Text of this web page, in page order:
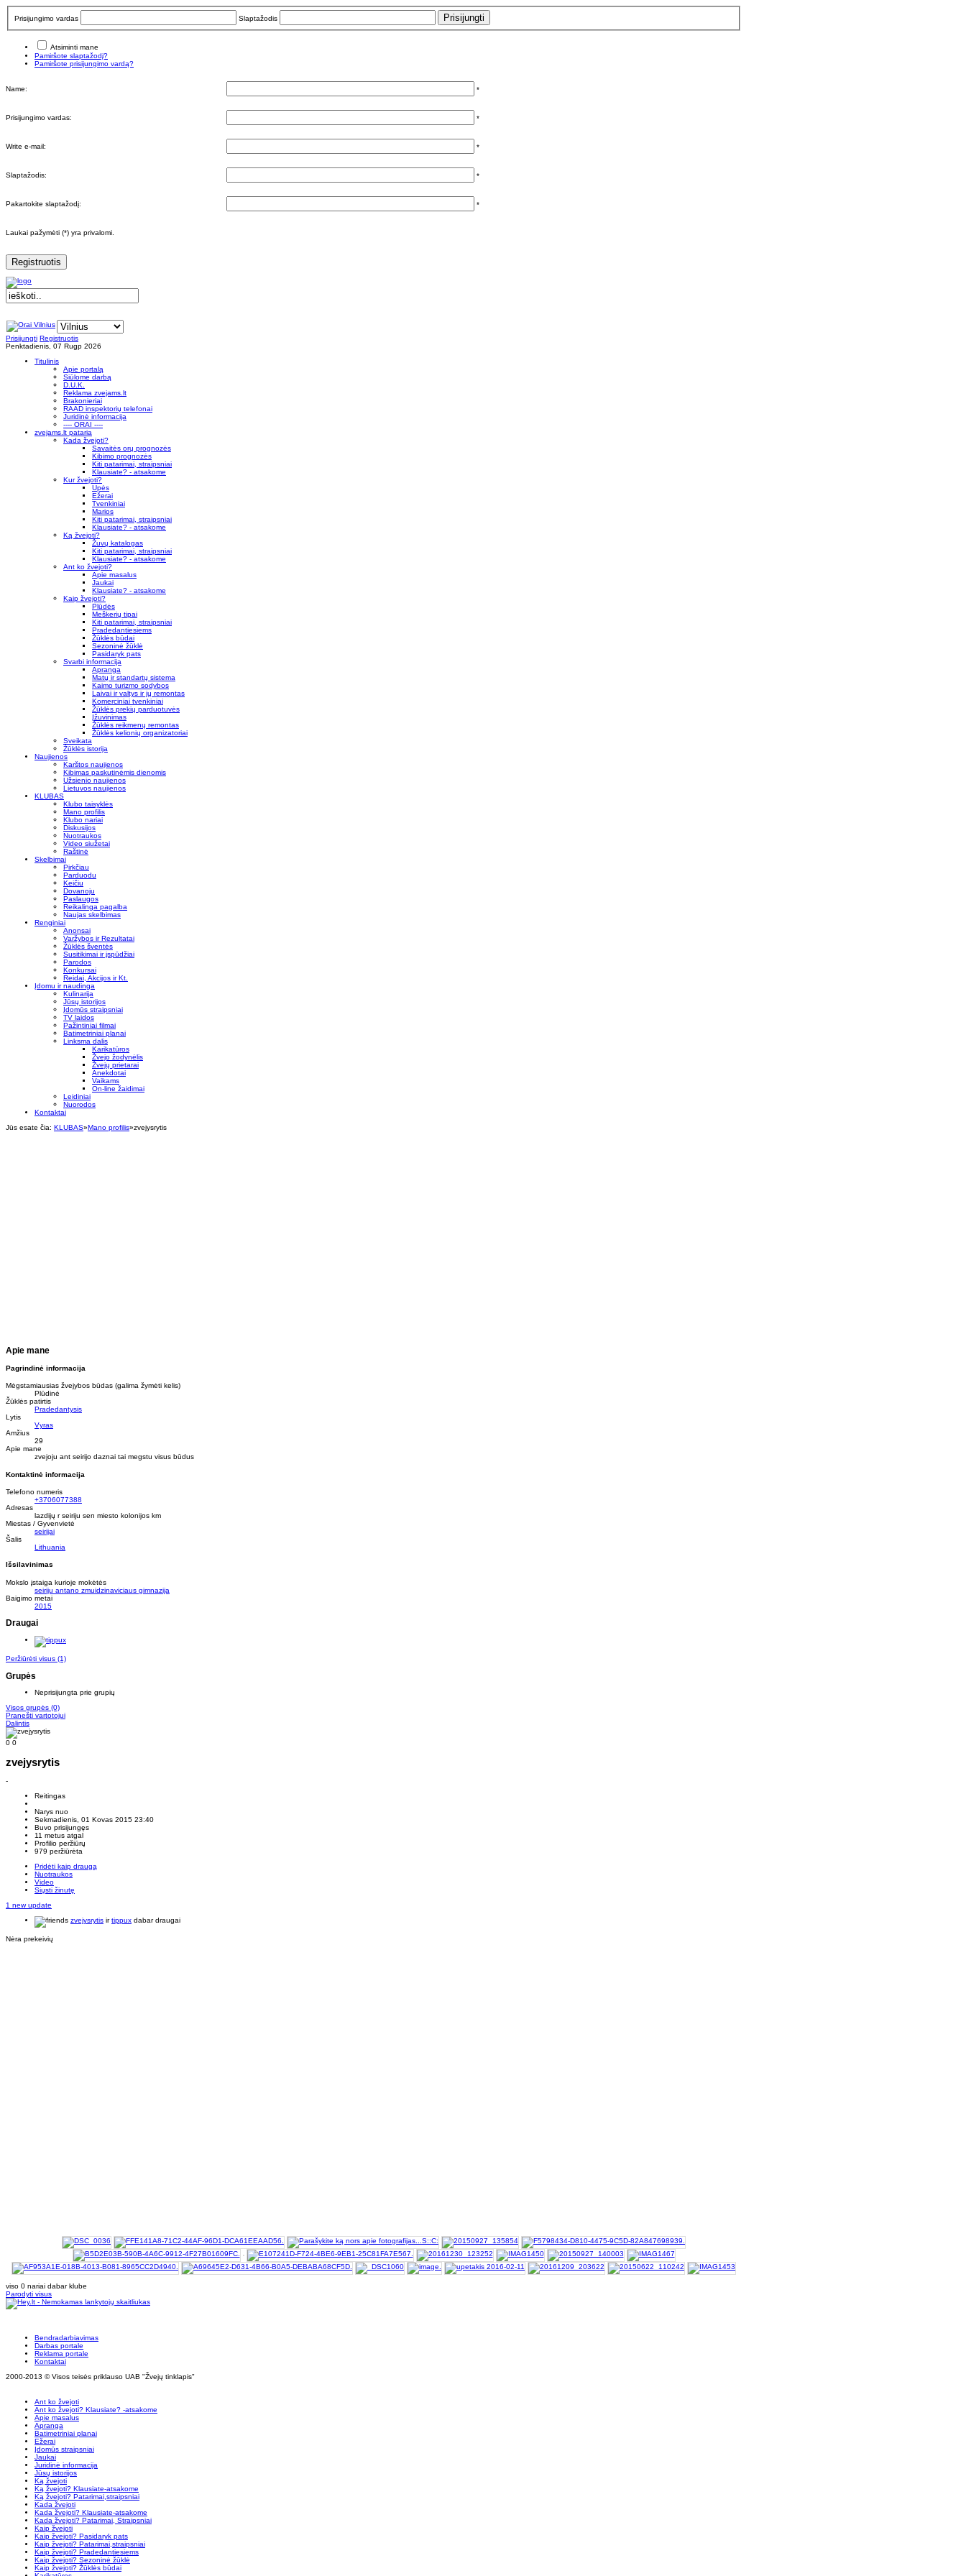
Prisijungimo vardas Slaptažodis
Atsiminti mane
Pamiršote slaptažodį?
Pamiršote prisijungimo vardą?
Name: *
Prisijungimo vardas: *
Write e-mail: *
Slaptažodis: *
Pakartokite slaptažodį: *
Laukai pažymėti (*) yra privalomi.
Registruotis
Prisijungti Registruotis
Penktadienis, 07 Rugp 2026
Titulinis
Apie portalą
Siūlome darbą
D.U.K.
Reklama zvejams.lt
Brakonieriai
RAAD inspektorių telefonai
Juridinė informacija
---- ORAI ----
zvejams.lt pataria
Kada žvejoti?
Savaitės orų prognozės
Kibimo prognozės
Kiti patarimai, straipsniai
Klausiate? - atsakome
Kur žvejoti?
Upės
Ežerai
Tvenkiniai
Marios
Kiti patarimai, straipsniai
Klausiate? - atsakome
Ką žvejoti?
Žuvų katalogas
Kiti patarimai, straipsniai
Klausiate? - atsakome
Ant ko žvejoti?
Apie masalus
Jaukai
Klausiate? - atsakome
Kaip žvejoti?
Plūdės
Meškerių tipai
Kiti patarimai, straipsniai
Pradedantiesiems
Žūklės būdai
Sezoninė žūklė
Pasidaryk pats
Svarbi informacija
Apranga
Matų ir standartų sistema
Kaimo turizmo sodybos
Laivai ir valtys ir jų remontas
Komerciniai tvenkiniai
Žūklės prekių parduotuvės
Įžuvinimas
Žūklės reikmenų remontas
Žūklės kelionių organizatoriai
Sveikata
Žūklės istorija
Naujienos
Karštos naujienos
Kibimas paskutinėmis dienomis
Užsienio naujienos
Lietuvos naujienos
KLUBAS
Klubo taisyklės
Mano profilis
Klubo nariai
Diskusijos
Nuotraukos
Video siužetai
Raštinė
Skelbimai
Pirkčiau
Parduodu
Keičiu
Dovanoju
Paslaugos
Reikalinga pagalba
Naujas skelbimas
Renginiai
Anonsai
Varžybos ir Rezultatai
Žūklės šventės
Susitikimai ir įspūdžiai
Parodos
Konkursai
Reidai, Akcijos ir Kt.
Įdomu ir naudinga
Kulinarija
Jūsų istorijos
Įdomūs straipsniai
TV laidos
Pažintiniai filmai
Batimetriniai planai
Linksma dalis
Karikatūros
Žvejo žodynėlis
Žvejų prietarai
Anekdotai
Vaikams
On-line žaidimai
Leidiniai
Nuorodos
Kontaktai
Jūs esate čia: KLUBAS»Mano profilis»zvejysrytis
Apie mane
Pagrindinė informacija
Mėgstamiausias žvejybos būdas (galima žymėti kelis)
Plūdinė
Žūklės patirtis
Pradedantysis
Lytis
Vyras
Amžius
29
Apie mane
zvejoju ant seirijo daznai tai megstu visus būdus
Kontaktinė informacija
Telefono numeris
+3706077388
Adresas
lazdijų r seiriju sen miesto kolonijos km
Miestas / Gyvenvietė
seirijai
Šalis
Lithuania
Išsilavinimas
Mokslo įstaiga kurioje mokėtės
seiriju antano zmuidzinaviciaus gimnazija
Baigimo metai
2015
Draugai
Peržiūrėti visus (1)
Grupės
Neprisijungta prie grupių
Visos grupės (0)
Pranešti vartotojui
Dalintis
0 0
zvejysrytis
-
Reitingas
Narys nuo
Sekmadienis, 01 Kovas 2015 23:40
Buvo prisijungęs
11 metus atgal
Profilio peržiūrų
979 peržiūrėta
Pridėti kaip draugą
Nuotraukos
Video
Siųsti žinutę
1 new update
zvejysrytis irtippux dabar draugai
Nėra prekeivių
viso 0 nariai dabar klube
Parodyti visus
Bendradarbiavimas
Darbas portale
Reklama portale
Kontaktai
2000-2013 © Visos teisės priklauso UAB "Žvejų tinklapis"
Ant ko žvejoti
Ant ko žvejoti? Klausiate? -atsakome
Apie masalus
Apranga
Batimetriniai planai
Ežerai
Įdomūs straipsniai
Jaukai
Juridinė informacija
Jūsų istorijos
Ką žvejoti
Ką žvejoti? Klausiate-atsakome
Ką žvejoti? Patarimai,straipsniai
Kada žvejoti
Kada žvejoti? Klausiate-atsakome
Kada žvejoti? Patarimai, Straipsniai
Kaip žvejoti
Kaip žvejoti? Pasidaryk pats
Kaip žvejoti? Patarimai,straipsniai
Kaip žvejoti? Pradedantiesiems
Kaip žvejoti? Sezoninė žūklė
Kaip žvejoti? Žūklės būdai